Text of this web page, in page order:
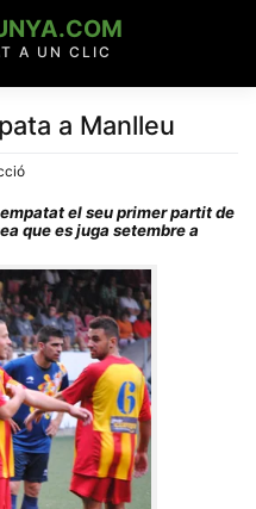
A UN CLIC
a Manlleu
el seu primer partit de
que es juga setembre a